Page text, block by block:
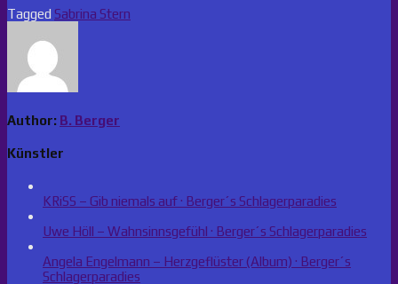
Tagged Sabrina Stern
Author: B. Berger
Künstler
KRiSS – Gib niemals auf · Berger´s Schlagerparadies
Uwe Höll – Wahnsinnsgefühl · Berger´s Schlagerparadies
Angela Engelmann – Herzgeflüster (Album) · Berger´s
Schlagerparadies